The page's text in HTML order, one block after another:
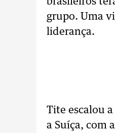
grupo. Uma
liderança.
Tite escalou
a Suíça, com